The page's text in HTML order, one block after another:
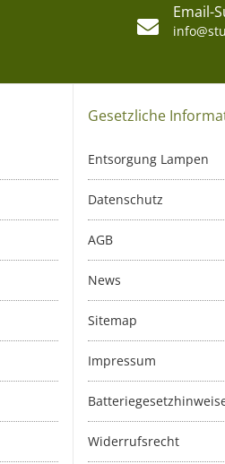
Email-
Gesetzliche
Entsorgung Lampen
Datenschutz
AGB
News
Sitemap
Impressum
Widerrufsrecht